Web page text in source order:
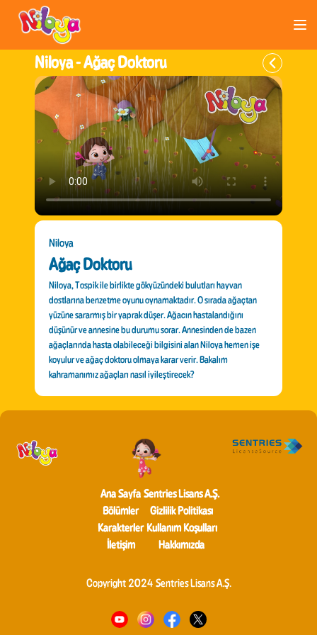
Niloya -Ağaç Doktoru
Niloya
Ağaç Doktoru
Niloya, Tospik ile birlikte gökyüzündeki bulutları hayvan
dostlarına benzetme oyunu oynamaktadır. O sırada ağaçtan
yüzüne sararmış bir yaprak düşer. Ağacın hastalandığını
düşünür ve annesine bu durumu sorar. Annesinden de bazen
ağaçlarında hasta olabileceği bilgisini alan Niloya hemen işe
koyulur ve ağaç doktoru olmaya karar verir. Bakalım
kahramanımız ağaçları nasıl iyileştirecek?
Ana Sayfa
Bölümler
Karakterler
İletişim
Sentries Lisans A.Ş.
Gizlilik Politikası
Kullanım Koşulları
Hakkımızda
Copyright 2024 Sentries Lisans A.Ş.